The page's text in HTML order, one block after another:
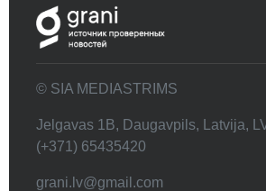
© SIA MEDIASTRIMS
Jelgavas 1B, Daugavpils, Latvija,
(+371) 65435420
grani.lv@gmail.com